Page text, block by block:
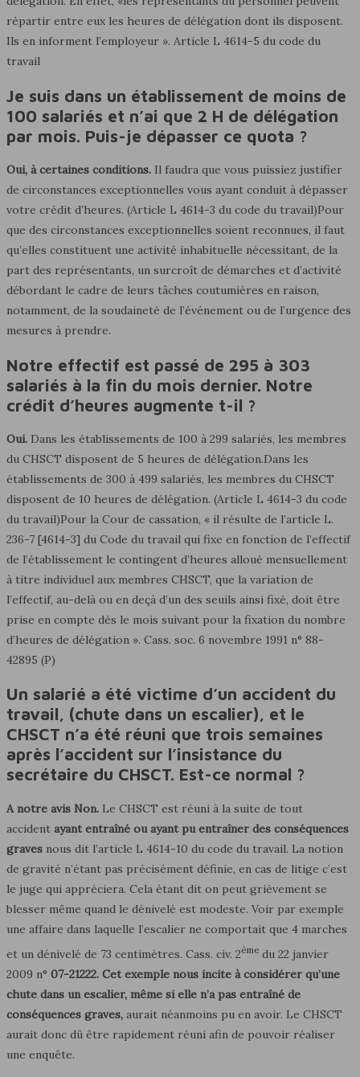
répartir entre eux les heures de délégation dont ils disposent.
Ils en informent l’employeur ». Article L 4614-5 du code du
travail
Je suis dans un établissement de moins de
100 salariés et n’ai que 2 H de délégation
par mois. Puis-je dépasser ce quota ?
Oui, à certaines conditions. Il faudra que vous puissiez justifier
de circonstances exceptionnelles vous ayant conduit à dépasser
votre crédit d’heures. (Article L 4614-3 du code du travail)Pour
que des circonstances exceptionnelles soient reconnues, il faut
qu’elles constituent une activité inhabituelle nécessitant, de la
part des représentants, un surcroît de démarches et d’activité
débordant le cadre de leurs tâches coutumières en raison,
notamment, de la soudaineté de l’événement ou de l’urgence des
mesures à prendre.
Notre effectif est passé de 295 à 303
salariés à la fin du mois dernier. Notre
crédit d’heures augmente t-il ?
Oui. Dans les établissements de 100 à 299 salariés, les membres
du CHSCT disposent de 5 heures de délégation.Dans les
établissements de 300 à 499 salariés, les membres du CHSCT
disposent de 10 heures de délégation. (Article L 4614-3 du code
du travail)Pour la Cour de cassation, « il résulte de l’article L.
236-7 [4614-3] du Code du travail qui fixe en fonction de l’effectif
de l’établissement le contingent d’heures alloué mensuellement
à titre individuel aux membres CHSCT, que la variation de
l’effectif, au-delà ou en deçà d’un des seuils ainsi fixé, doit être
prise en compte dès le mois suivant pour la fixation du nombre
d’heures de délégation ». Cass. soc. 6 novembre 1991 n° 88-
42895 (P)
Un salarié a été victime d’un accident du
travail, (chute dans un escalier), et le
CHSCT n’a été réuni que trois semaines
après l’accident sur l’insistance du
secrétaire du CHSCT. Est-ce normal ?
A notre avis Non. Le CHSCT est réuni à la suite de tout
accident ayant entraîné ou ayant pu entraîner des conséquences
graves nous dit l’article L 4614-10 du code du travail. La notion
de gravité n’étant pas précisément définie, en cas de litige c’est
le juge qui appréciera. Cela étant dit on peut grièvement se
blesser même quand le dénivelé est modeste. Voir par exemple
une affaire dans laquelle l’escalier ne comportait que 4 marches
et un dénivelé de 73 centimètres. Cass. civ. 2ème du 22 janvier
2009 n° 07-21222. Cet exemple nous incite à considérer qu’une
chute dans un escalier, même si elle n’a pas entraîné de
conséquences graves, aurait néanmoins pu en avoir. Le CHSCT
aurait donc dû être rapidement réuni afin de pouvoir réaliser
une enquête.